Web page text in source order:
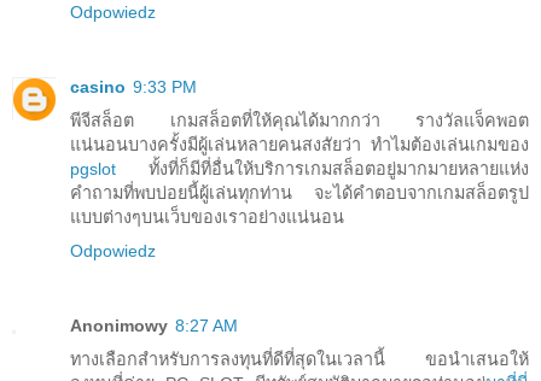
Odpowiedz
casino 9:33 PM
พีจีสล็อต เกมสล็อตที่ให้คุณได้มากกว่า รางวัลแจ็คพอต
แน่นอนบางครั้งมีผู้เล่นหลายคนสงสัยว่า ทำไมต้องเล่นเกมของ
pgslot ทั้งที่ก็มีที่อื่นให้บริการเกมสล็อตอยู่มากมายหลายแห่ง
คำถามที่พบบ่อยนี้ผู้เล่นทุกท่าน จะได้คำตอบจากเกมสล็อตรูป
แบบต่างๆบนเว็บของเราอย่างแน่นอน
Odpowiedz
Anonimowy 8:27 AM
ทางเลือกสำหรับการลงทุนที่ดีที่สุดในเวลานี้ ขอนำเสนอให้